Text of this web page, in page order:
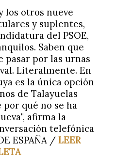
los otros nueve
y suplentes,
del PSOE,
Saben que
pasar por las urnas
Literalmente. En
es la única opción
de Talayuelas
por qué no se ha
afirma la
telefónica
ESPAÑA / LEER